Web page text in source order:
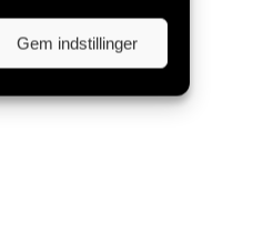
Gem indstillinger